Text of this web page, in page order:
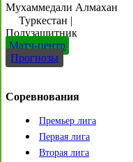
Мухаммедали Алмахан
Туркестан |
Полузащитник
Матч-центр
Прогнозы
Соревнования
Премьер лига
Первая лига
Вторая лига